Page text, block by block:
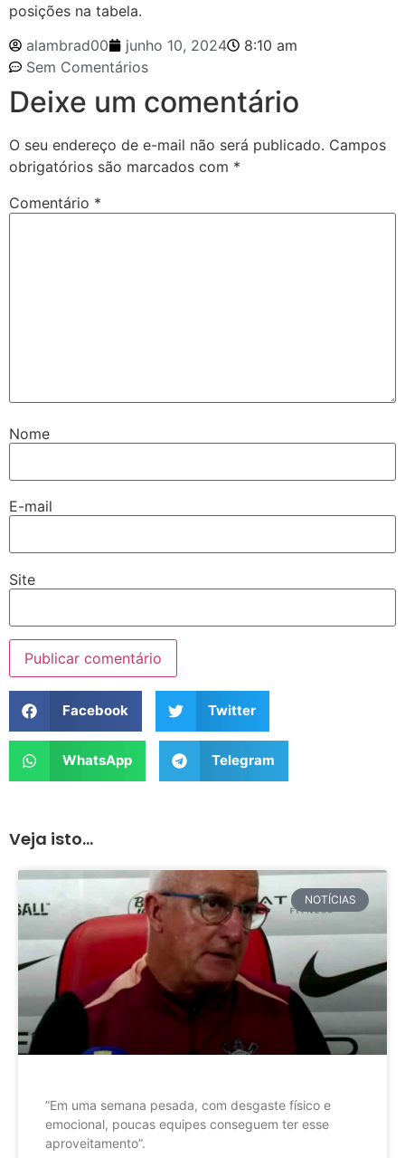
posições na tabela.
alambrad00
junho 10, 2024
8:10 am
Sem Comentários
Deixe um comentário
O seu endereço de e-mail não será publicado. Campos
obrigatórios são marcados com *
Comentário *
Nome
E-mail
Site
Facebook Twitter
WhatsApp Telegram
Veja isto...
NOTÍCIAS
”Em uma semana pesada, com desgaste físico e
emocional, poucas equipes conseguem ter esse
aproveitamento”.